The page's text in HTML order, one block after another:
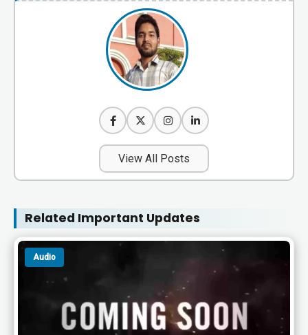
View All Posts
Related Important Updates
Audio